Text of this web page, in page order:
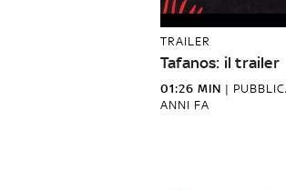
TRAILER
Tafanos: il trailer
01:26 MIN |
ANNI FA